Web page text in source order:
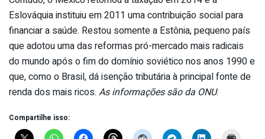
Eslováquia instituiu em 2011 uma contribuição social para
financiar a saúde. Restou somente a Estônia, pequeno país
que adotou uma das reformas pró-mercado mais radicais
do mundo após o fim do domínio soviético nos anos 1990 e
que, como o Brasil, dá isenção tributária à principal fonte de
renda dos mais ricos. As informações são da ONU.
Compartilhe isso: